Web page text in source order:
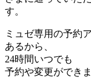
す。
ミュゼ専用の予約
あるから、
24時間いつでも
予約や変更ができま